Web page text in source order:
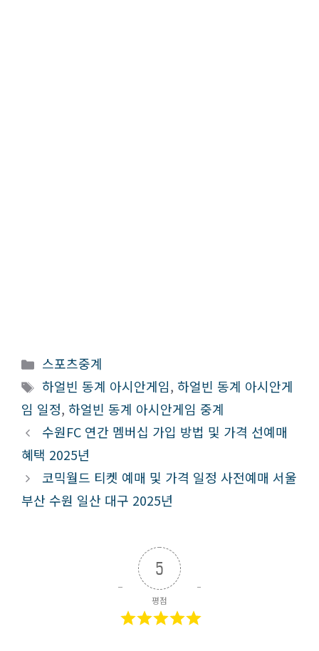
카
테
고
리
스포츠중계
태
그
하얼빈 동계 아시안게임, 하얼빈 동계 아시안게
임 일정, 하얼빈 동계 아시안게임 중계
수원FC 연간 멤버십 가입 방법 및 가격 선예매
혜택 2025년
코믹월드 티켓 예매 및 가격 일정 사전예매 서울
부산 수원 일산 대구 2025년
5
평점